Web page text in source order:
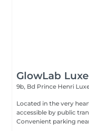
GlowLab
9b, Bd Prince Henri
Located in the very heart of
accessible by public
Convenient parking